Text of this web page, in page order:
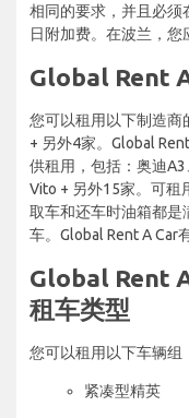
相同的要求，并且必须
日附加费。在波兰，您
Global Rent
您可以租用以下制造商
+ 另外4家。Global
供租用，包括：奥迪
Vito + 另外15家。可租
取车和还车时油箱都是
车。Global Rent A Car
Global Rent
租车类型
您可以租用以下车辆组
紧凑型精英